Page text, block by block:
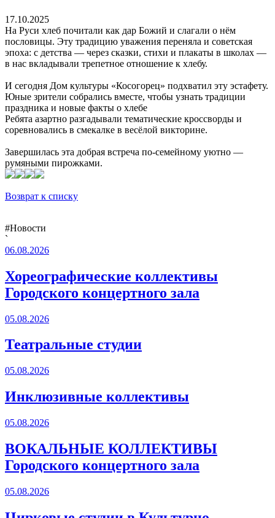
17.10.2025
На Руси хлеб почитали как дар Божий и слагали о нём
пословицы. Эту традицию уважения переняла и советская
эпоха: с детства — через сказки, стихи и плакаты в школах —
в нас вкладывали трепетное отношение к хлебу.
И сегодня Дом культуры «Косогорец» подхватил эту эстафету.
Юные зрители собрались вместе, чтобы узнать традиции
праздника и новые факты о хлебе
Ребята азартно разгадывали тематические кроссворды и
соревновались в смекалке в весёлой викторине.
Завершилась эта добрая встреча по-семейному уютно —
румяными пирожками.
Возврат к списку
#Новости
`
06.08.2026
Хореографические коллективы
Городского концертного зала
05.08.2026
Театральные студии
05.08.2026
Инклюзивные коллективы
05.08.2026
ВОКАЛЬНЫЕ КОЛЛЕКТИВЫ
Городского концертного зала
05.08.2026